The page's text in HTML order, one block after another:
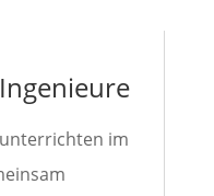
im